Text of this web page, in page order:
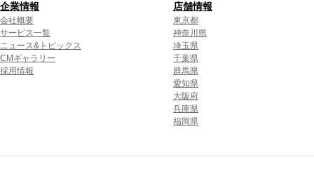
企業情報
会社概要
サービス一覧
ニュース&トピックス
CMギャラリー
採用情報
店舗情報
東京都
神奈川県
埼玉県
千葉県
群馬県
愛知県
大阪府
兵庫県
福岡県